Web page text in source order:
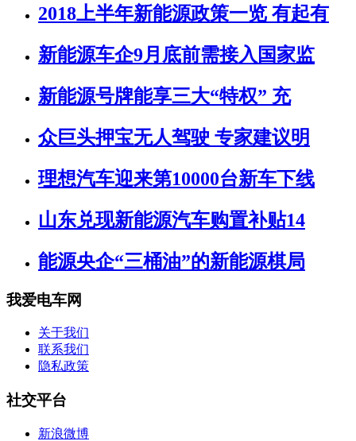
2018上半年新能源政策一览 有起有
新能源车企9月底前需接入国家监
新能源号牌能享三大“特权” 充
众巨头押宝无人驾驶 专家建议明
理想汽车迎来第10000台新车下线
山东兑现新能源汽车购置补贴14
能源央企“三桶油”的新能源棋局
我爱电车网
关于我们
联系我们
隐私政策
社交平台
新浪微博